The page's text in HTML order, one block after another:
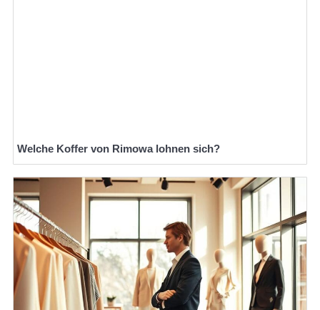
Welche Koffer von Rimowa lohnen sich?